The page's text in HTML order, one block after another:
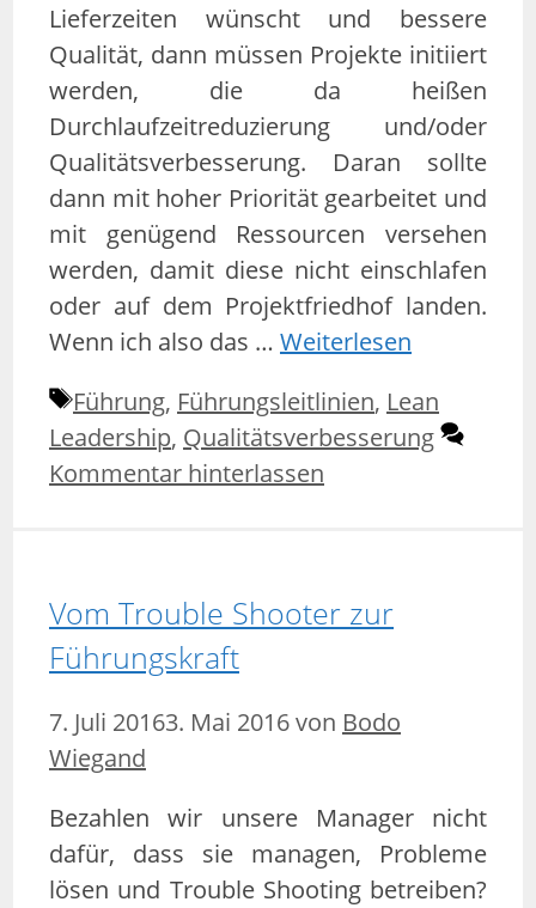
Lieferzeiten wünscht und bessere
Qualität, dann müssen Projekte initiiert
werden, die da heißen
Durchlaufzeitreduzierung und/oder
Qualitätsverbesserung. Daran sollte
dann mit hoher Priorität gearbeitet und
mit genügend Ressourcen versehen
werden, damit diese nicht einschlafen
oder auf dem Projektfriedhof landen.
Wenn ich also das … Weiterlesen
Schlagwörter
Führung, Führungsleitlinien, Lean
Leadership, Qualitätsverbesserung
Kommentar hinterlassen
Vom Trouble Shooter zur
Führungskraft
7. Juli 20163. Mai 2016von Bodo
Wiegand
Bezahlen wir unsere Manager nicht
dafür, dass sie managen, Probleme
lösen und Trouble Shooting betreiben?